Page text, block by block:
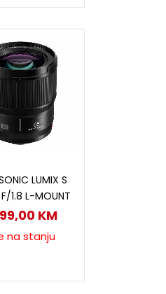
LUMIX S
1.8 L-MOUNT
KM
na stanju